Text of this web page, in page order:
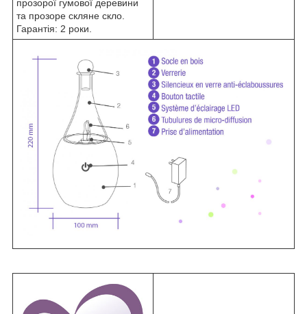
прозорої гумової деревини
та прозоре скляне скло.
Гарантія: 2 роки.